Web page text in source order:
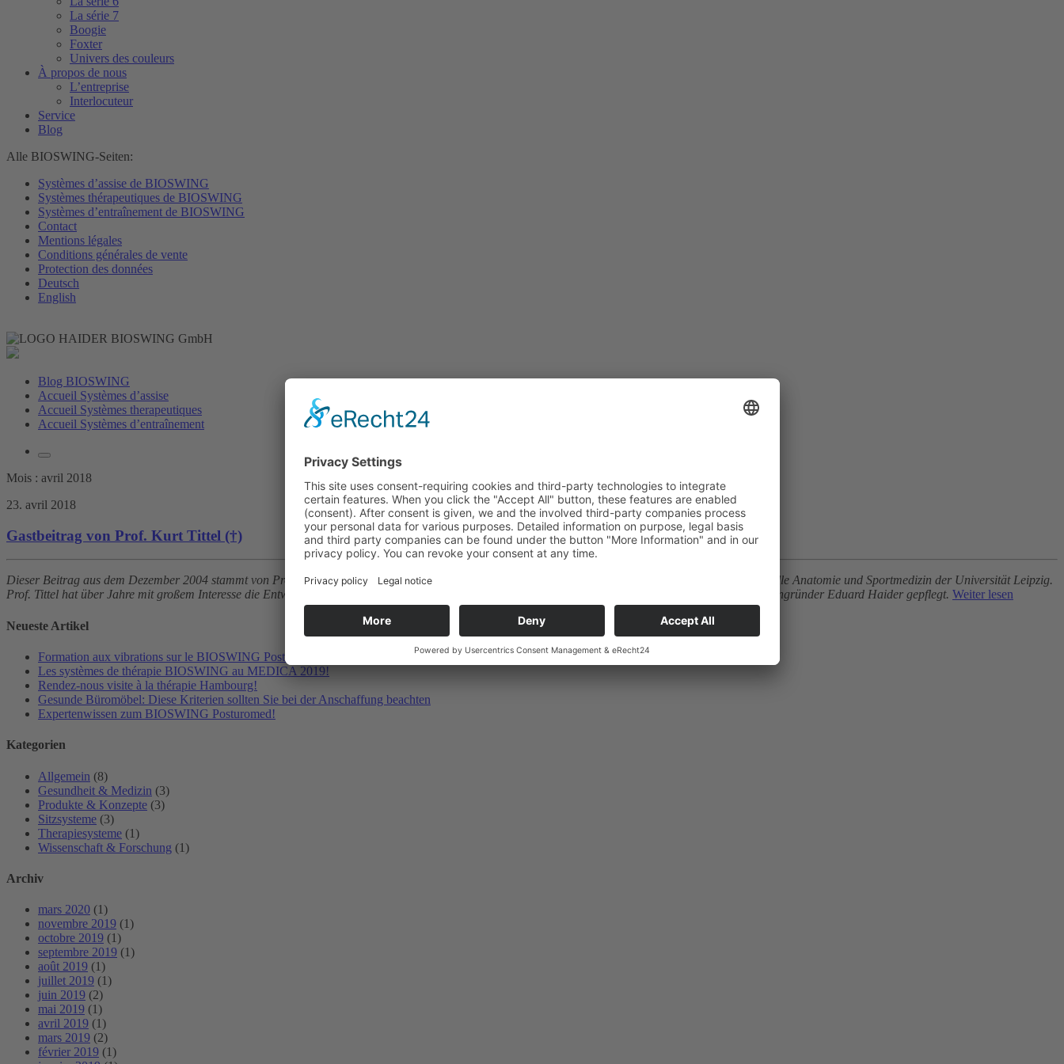
La série 7
Boogie
Foxter
Univers des couleurs
À propos de nous
L’entreprise
Interlocuteur
Service
Blog
Alle BIOSWING-Seiten:
Systèmes d’assise de BIOSWING
Systèmes thérapeutiques de BIOSWING
Systèmes d’entraînement de BIOSWING
Contact
Mentions légales
Conditions générales de vente
Protection des données
Deutsch
English
Blog BIOSWING
Accueil Systèmes d’assise
Accueil Systèmes therapeutiques
Accueil Systèmes d’entraînement
Mois : avril 2018
23. avril 2018
Gastbeitrag von Prof. Kurt Tittel (†)
Dieser Beitrag aus dem Dezember 2004 stammt von Prof. Dr. med. habil. Dr. h.c. Kurt Tittel (*19.07.1920, † 20.08.2016), ehem. Ordinarius für funktionelle Anatomie und Sportmedizin der Universität Leipzig.
Prof. Tittel hat über Jahre mit großem Interesse die Entwicklung der dynamischen BIOSWING-Systeme verfolgt und einen fachlichen Austausch mit Firmengründer Eduard Haider gepflegt. Weiter lesen
Neueste Artikel
Formation aux vibrations sur le BIOSWING Posturomed 202
Les systèmes de thérapie BIOSWING au MEDICA 2019!
Rendez-nous visite à la thérapie Hambourg!
Gesunde Büromöbel: Diese Kriterien sollten Sie bei der Anschaffung beachten
Expertenwissen zum BIOSWING Posturomed!
Kategorien
Allgemein (8)
Gesundheit & Medizin (3)
Produkte & Konzepte (3)
Sitzsysteme (3)
Therapiesysteme (1)
Wissenschaft & Forschung (1)
Archiv
mars 2020 (1)
novembre 2019 (1)
octobre 2019 (1)
septembre 2019 (1)
août 2019 (1)
juillet 2019 (1)
juin 2019 (2)
mai 2019 (1)
avril 2019 (1)
mars 2019 (2)
février 2019 (1)